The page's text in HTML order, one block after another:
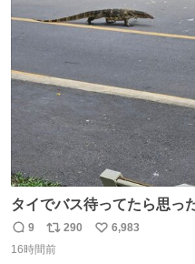
数
タイでバス待ってたら思ったより
けるか？
返
信
9
リ
ポ
290
い
6,983
16時間前